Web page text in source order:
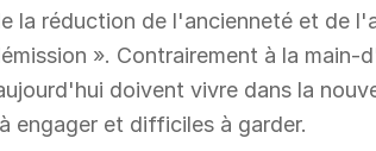
la réduction de l'ancienneté et de
». Contrairement à la
doivent vivre dans la
engager et difficiles à garder.